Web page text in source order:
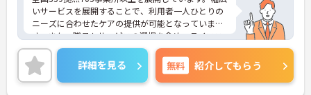
も連携しているため、緊急時にも落ち着いて対応で
きる安心・安全なサービス提供を学べます。
・資格取得に向けた研修や講習は勤務時間内で受講
できる場合が多く、プライベートの負担を抑えなが
ら着実に専門性を高められます。
【リフレッシュ休暇17日や自由な身だしなみ規定
いサービスを展開することで、利用者一人ひとりの
ニーズに合わせたケアの提供が可能となっていま
す。また、職員もサービスの選択を含め、ライフス
タイルに合わせた働き方の選択肢が多くあります。
入社時研修はもちろん、サービス・職種ごとに研修
カリキュラムが整っており学び成長できる環境で
す。
詳細を見る 無料 紹介してもらう